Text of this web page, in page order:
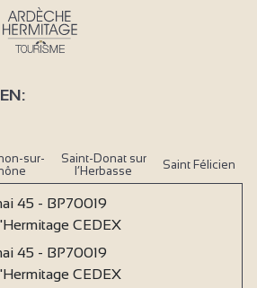
sur-
Saint-Donat sur
l’Herbasse
Saint Félicien
45 - BP70019
CEDEX
45 - BP70019
CEDEX